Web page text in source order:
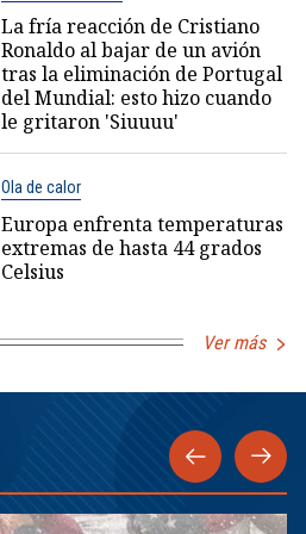
La fría reacción de Cristiano
Ronaldo al bajar de un avión
tras la eliminación de Portugal
del Mundial: esto hizo cuando
le gritaron 'Siuuuu'
Ola de calor
Europa enfrenta temperaturas
extremas de hasta 44 grados
Celsius
Ver más